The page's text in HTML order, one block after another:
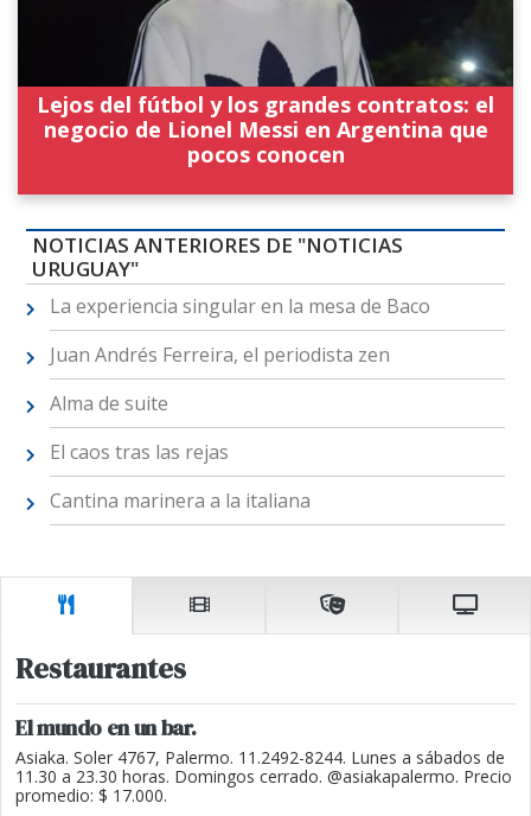
Lejos del fútbol y los grandes contratos: el
negocio de Lionel Messi en Argentina que
pocos conocen
NOTICIAS ANTERIORES DE "NOTICIAS
URUGUAY"
La experiencia singular en la mesa de Baco
Juan Andrés Ferreira, el periodista zen
Alma de suite
El caos tras las rejas
Cantina marinera a la italiana
Restaurantes
El mundo en un bar.
Asiaka. Soler 4767, Palermo. 11.2492-8244. Lunes a sábados de
11.30 a 23.30 horas. Domingos cerrado. @asiakapalermo. Precio
promedio: $ 17.000.